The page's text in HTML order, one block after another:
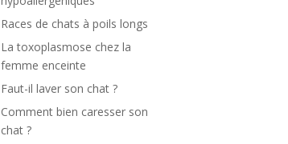
Races de chats à poils longs
La toxoplasmose chez la
femme enceinte
Faut-il laver son chat ?
Comment bien caresser son
chat ?